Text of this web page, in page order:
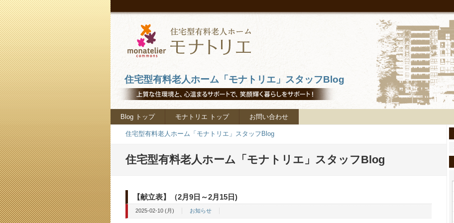
住宅型有料老人ホーム「モナトリエ」スタッフBlog
Blog トップ モナトリエ トップ お問い合わせ
住宅型有料老人ホーム「モナトリエ」スタッフBlog
住宅型有料老人ホーム「モナトリエ」スタッフBlog
【献立表】（2月9日～2月15日)
2025-02-10 (月) お知らせ